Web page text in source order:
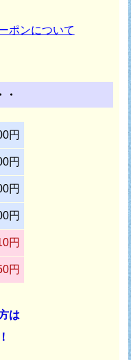
ポンについて
円
円
円
円
円
円
は